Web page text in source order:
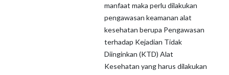
manfaat maka perlu dilakukan
pengawasan keamanan alat
kesehatan berupa Pengawasan
terhadap Kejadian Tidak
Diinginkan (KTD) Alat
Kesehatan yang harus dilakukan